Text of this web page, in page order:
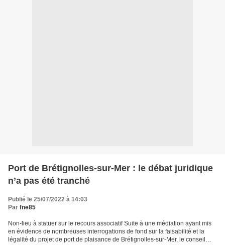
Port de Brétignolles-sur-Mer : le débat juridique
n’a pas été tranché
Publié le 25/07/2022 à 14:03
Par fne85
Non-lieu à statuer sur le recours associatif Suite à une médiation ayant mis
en évidence de nombreuses interrogations de fond sur la faisabilité et la
légalité du projet de port de plaisance de Brétignolles-sur-Mer, le conseil